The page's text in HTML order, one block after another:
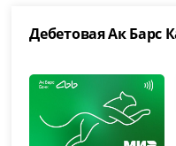
Дебетовая Ак Барс